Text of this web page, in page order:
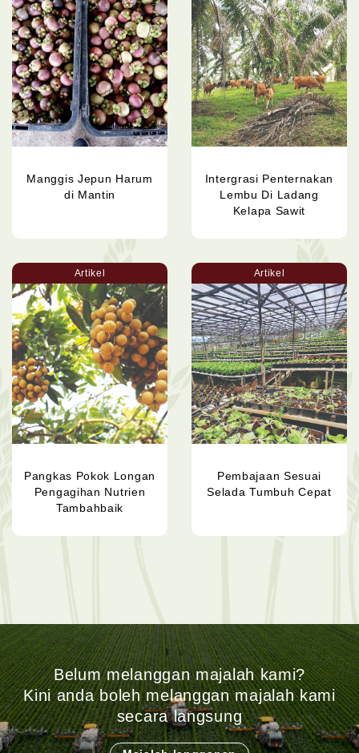
Manggis Jepun Harum
di Mantin
Intergrasi Penternakan
Lembu Di Ladang
Kelapa Sawit
Artikel
Pangkas Pokok Longan
Pengagihan Nutrien
Tambahbaik
Artikel
Pembajaan Sesuai
Selada Tumbuh Cepat
Belum melanggan majalah kami?
Kini anda boleh melanggan majalah kami
secara langsung